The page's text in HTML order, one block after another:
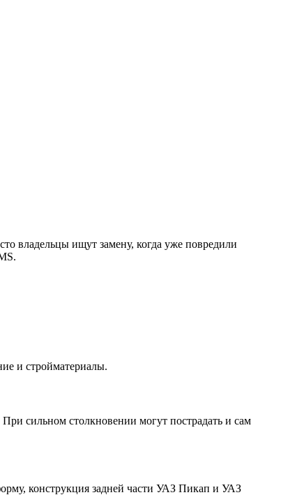
владельцы ищут замену, когда уже повредили
и стройматериалы.
сильном столкновении могут пострадать и сам
конструкция задней части УАЗ Пикап и УАЗ